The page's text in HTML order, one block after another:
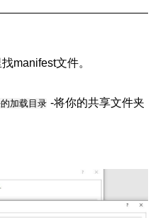
manifest文件。
加载目录 -将你的共享文件夹